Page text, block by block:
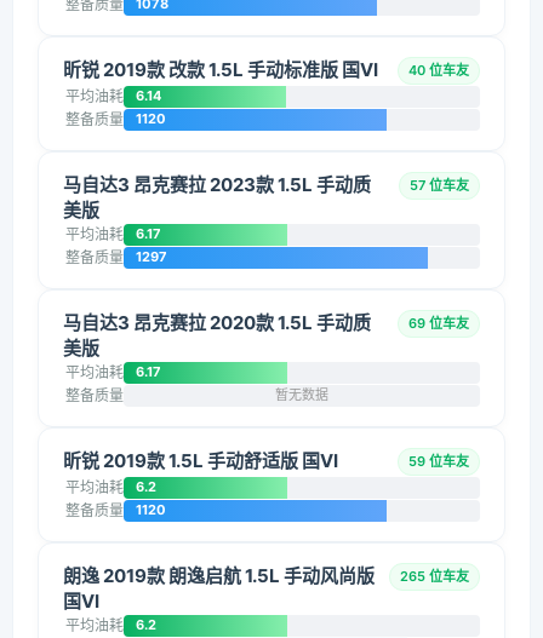
整备质量 1078
昕锐 2019款 改款 1.5L 手动标准版 国VI 40 位车友
平均油耗 6.14
整备质量 1120
马自达3 昂克赛拉 2023款 1.5L 手动质
美版
57 位车友
平均油耗 6.17
整备质量 1297
马自达3 昂克赛拉 2020款 1.5L 手动质
美版
69 位车友
平均油耗 6.17
整备质量 暂无数据
昕锐 2019款 1.5L 手动舒适版 国VI 59 位车友
平均油耗 6.2
整备质量 1120
朗逸 2019款 朗逸启航 1.5L 手动风尚版
国VI
265 位车友
平均油耗 6.2